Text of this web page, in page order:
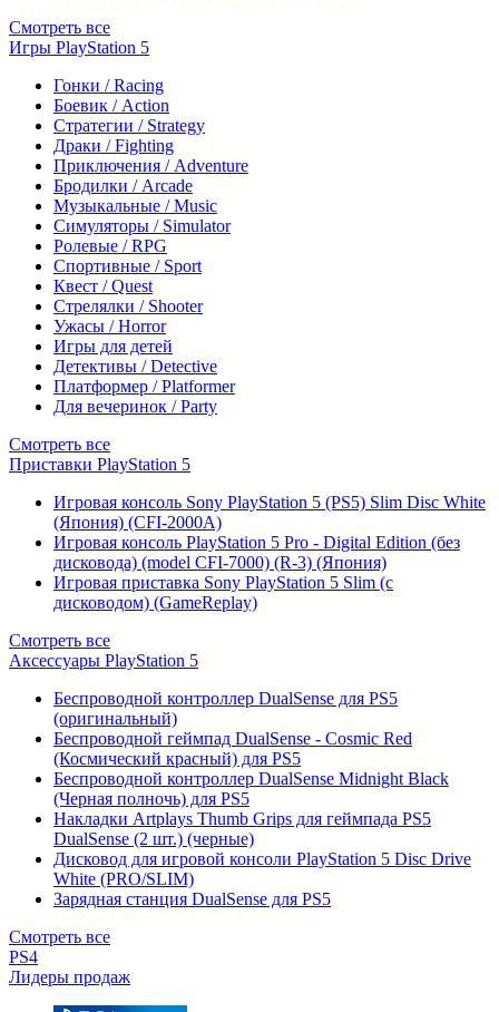
Смотреть все
Игры PlayStation 5
Гонки / Racing
Боевик / Action
Стратегии / Strategy
Драки / Fighting
Приключения / Adventure
Бродилки / Arcade
Музыкальные / Music
Симуляторы / Simulator
Ролевые / RPG
Спортивные / Sport
Квест / Quest
Стрелялки / Shooter
Ужасы / Horror
Игры для детей
Детективы / Detective
Платформер / Platformer
Для вечеринок / Party
Смотреть все
Приставки PlayStation 5
Игровая консоль Sony PlayStation 5 (PS5) Slim Disc White
(Япония) (CFI-2000A)
Игровая консоль PlayStation 5 Pro - Digital Edition (без
дисковода) (model CFI-7000) (R-3) (Япония)
Игровая приставка Sony PlayStation 5 Slim (с
дисководом) (GameReplay)
Смотреть все
Аксессуары PlayStation 5
Беспроводной контроллер DualSense для PS5
(оригинальный)
Беспроводной геймпад DualSense - Cosmic Red
(Космический красный) для PS5
Беспроводной контроллер DualSense Midnight Black
(Черная полночь) для PS5
Накладки Artplays Thumb Grips для геймпада PS5
DualSense (2 шт.) (черные)
Дисковод для игровой консоли PlayStation 5 Disc Drive
White (PRO/SLIM)
Зарядная станция DualSense для PS5
Смотреть все
PS4
Лидеры продаж